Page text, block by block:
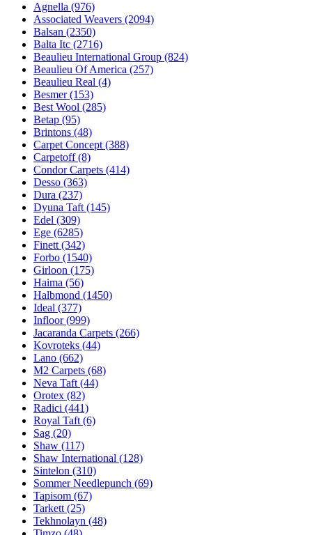
Agnella (976)
Associated Weavers (2094)
Balsan (2350)
Balta Itc (2716)
Beaulieu International Group (824)
Beaulieu Of America (257)
Beaulieu Real (4)
Besmer (153)
Best Wool (285)
Betap (95)
Brintons (48)
Carpet Concept (388)
Carpetoff (8)
Condor Carpets (414)
Desso (363)
Dura (237)
Dyuna Taft (145)
Edel (309)
Ege (6285)
Finett (342)
Forbo (1540)
Girloon (175)
Haima (56)
Halbmond (1450)
Ideal (377)
Infloor (999)
Jacaranda Carpets (266)
Kovroteks (44)
Lano (662)
M2 Carpets (68)
Neva Taft (44)
Orotex (82)
Radici (441)
Royal Taft (6)
Sag (20)
Shaw (117)
Shaw International (128)
Sintelon (310)
Sommer Needlepunch (69)
Tapisom (67)
Tarkett (25)
Tekhnolayn (48)